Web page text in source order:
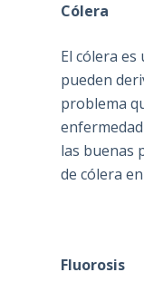
Cólera
El cólera
pueden
problema
las buenas
de cólera
Fluorosis